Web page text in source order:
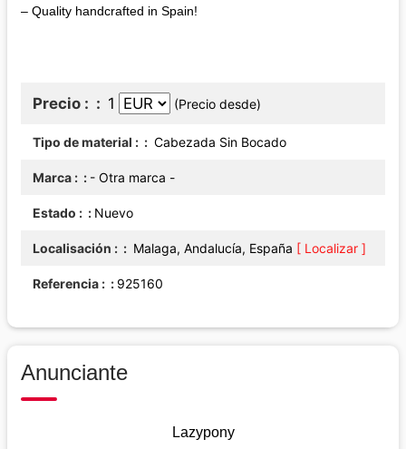
– Quality handcrafted in Spain!
Precio : 1 (Precio desde)
Tipo de material : Cabezada Sin Bocado
Marca : - Otra marca -
Estado : Nuevo
Localisación : Malaga, Andalucía, España [ Localizar ]
Referencia : 925160
Anunciante
Lazypony